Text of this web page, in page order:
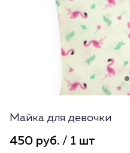
Майка для девочки
450 руб. / 1 шт